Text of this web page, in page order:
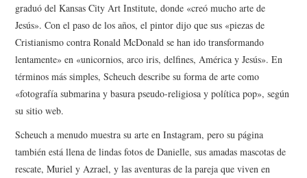
graduó del Kansas City Art Institute, donde «creó mucho arte de
Jesús». Con el paso de los años, el pintor dijo que sus «piezas de
Cristianismo contra Ronald McDonald se han ido transformando
lentamente» en «unicornios, arco iris, delfines, América y Jesús». En
términos más simples, Scheuch describe su forma de arte como
«fotografía submarina y basura pseudo-religiosa y política pop», según
su sitio web.
Scheuch a menudo muestra su arte en Instagram, pero su página
también está llena de lindas fotos de Danielle, sus amadas mascotas de
rescate, Muriel y Azrael, y las aventuras de la pareja que viven en